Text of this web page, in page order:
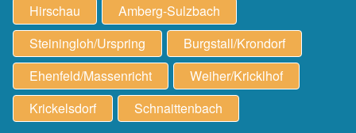
Hirschau
Amberg-Sulzbach
Steiningloh/Urspring
Burgstall/Krondorf
Ehenfeld/Massenricht
Weiher/Kricklhof
Krickelsdorf
Schnaittenbach